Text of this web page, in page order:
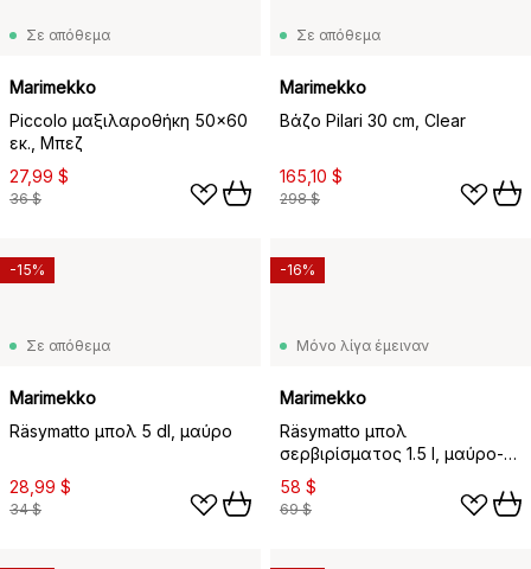
Σε απόθεμα
Marimekko
Piccolo μαξιλαροθήκη 50x60
εκ., Μπεζ
27,99 $
36 $
Σε απόθεμα
Marimekko
Βάζο Pilari 30 cm, Clear
165,10 $
298 $
Σε απόθεμα
Marimekko
Räsymatto μπολ 5 dl, μαύρο
28,99 $
34 $
-15%
Μόνο λίγα έμειναν
Marimekko
Räsymatto μπολ
σερβιρίσματος 1.5 l, μαύρο-
λευκό
58 $
69 $
-16%